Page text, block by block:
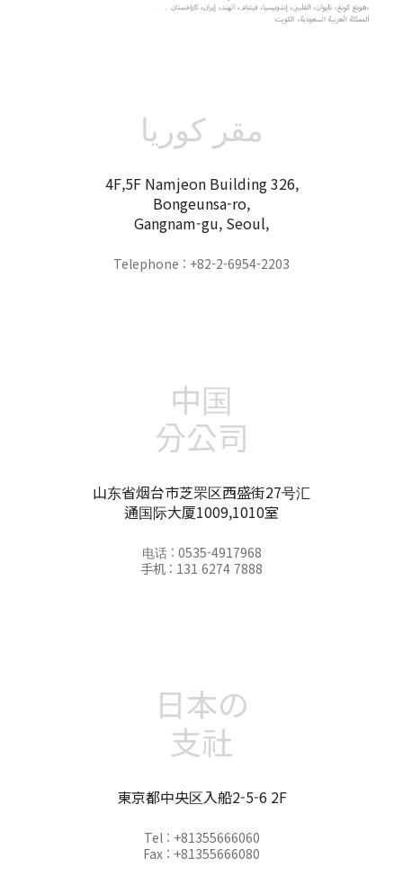
مقر كوريا
4F,5F Namjeon Building 326,
Bongeunsa-ro,
Gangnam-gu, Seoul,
Telephone : +82-2-6954-2203
中国
分公司
山东省烟台市芝罘区西盛街27号汇
通国际大厦1009,1010室
电话 : 0535-4917968
手机 : 131 6274 7888
日本の
支社
東京都中央区入船2-5-6 2F
Tel : +81355666060
Fax : +81355666080